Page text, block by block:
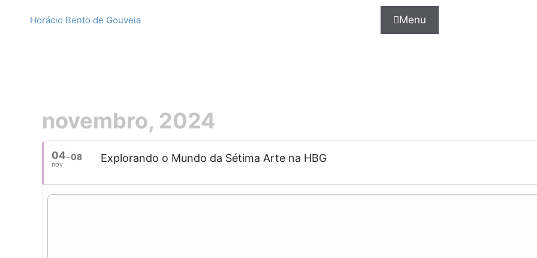
Horácio Bento de Gouveia Menu
novembro, 2024
04
nov
08 Explorando o Mundo da Sétima Arte na HBG